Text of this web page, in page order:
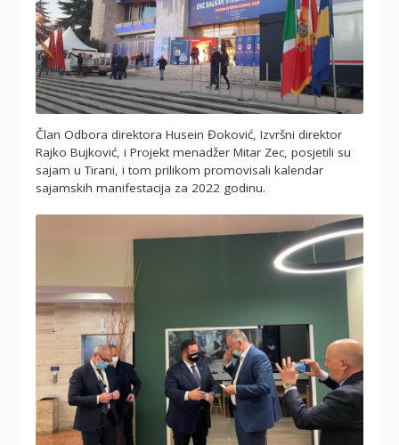
Član Odbora direktora Husein Đoković, Izvršni direktor
Rajko Bujković, i Projekt menadžer Mitar Zec, posjetili su
sajam u Tirani, i tom prilikom promovisali kalendar
sajamskih manifestacija za 2022 godinu.